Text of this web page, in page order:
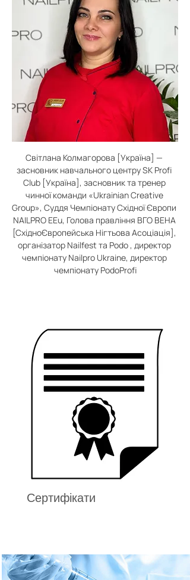
Світлана Колмагорова [Україна] —
засновник навчального центру SK Profi
Club [Україна], засновник та тренер
чинної команди «Ukrainian Creative
Group», Суддя Чемпіонату Східної Європи
NAILPRO EEu, Голова правління ВГО ВЕНА
[СхідноЄвропейська Нігтьова Асоціація],
організатор Nailfest та Podo , директор
чемпіонату Nailpro Ukraine, директор
чемпіонату PodoProfi
Сертифікати